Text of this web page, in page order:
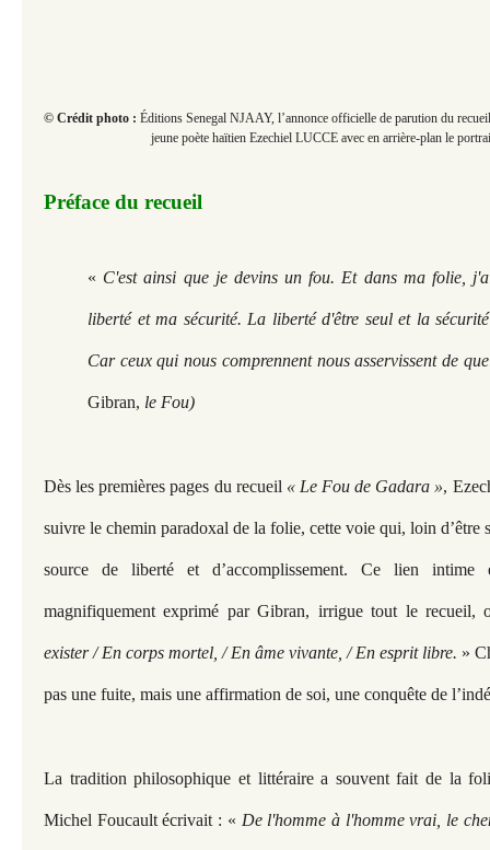
© Crédit photo : Éditions Senegal NJAAY, l’annonce officielle de parution du
jeune poète haïtien Ezechiel LUCCE avec en arrière-plan le
Préface du recueil
« C'est ainsi que je devins un fou. Et dans ma folie,
liberté et ma sécurité. La liberté d'être seul et la
Car ceux qui nous comprennent nous asservissent de
Gibran, le Fou)
Dès les premières pages du recueil « Le Fou de Gadara »,
suivre le chemin paradoxal de la folie, cette voie qui, loin d’être
source de liberté et d’accomplissement. Ce lien
magnifiquement exprimé par Gibran, irrigue tout le recueil,
exister / En corps mortel, / En âme vivante, / En esprit libre. »
pas une fuite, mais une affirmation de soi, une conquête de
La tradition philosophique et littéraire a souvent fait de la
Michel Foucault écrivait : « De l'homme à l'homme vrai, le